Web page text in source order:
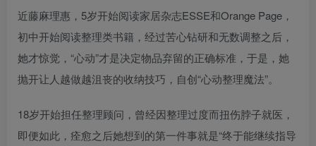
近藤麻理惠，5岁开始阅读家居杂志ESSE和Orange Page，
初中开始阅读整理类书籍，经过苦心钻研和无数调整之后，
她才惊觉，“心动”才是决定物品弃留的正确标准，于是，她
抛开让人越做越沮丧的收纳技巧，自创“心动整理魔法”。
18岁开始担任整理顾问，曾经因整理过度而扭伤脖子就医，
即便如此，痊愈之后她想到的第一件事就是“终于能继续指导